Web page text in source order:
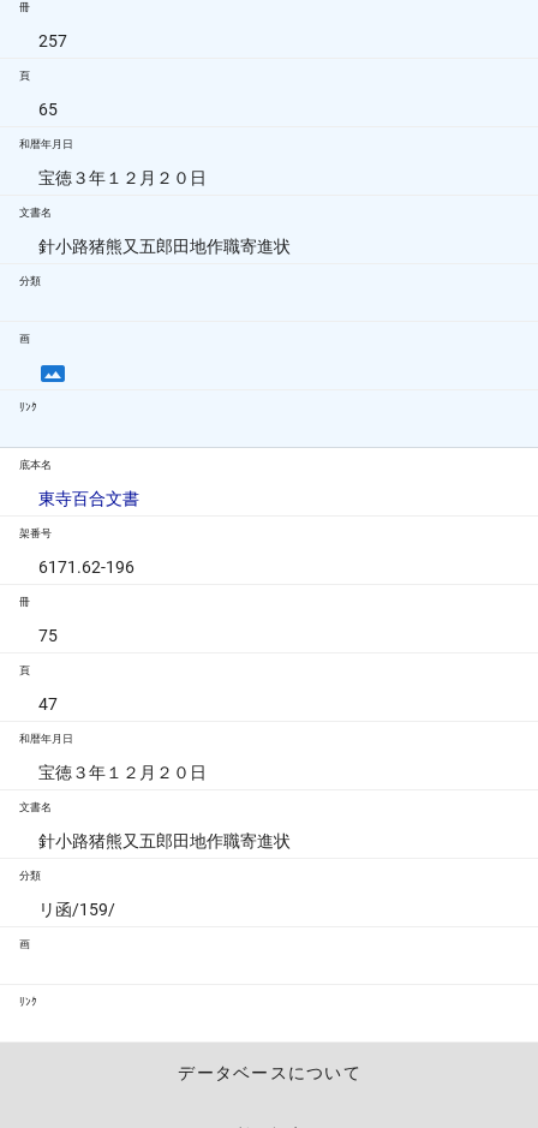
冊
257
頁
65
和暦年月日
宝徳３年１２月２０日
文書名
針小路猪熊又五郎田地作職寄進状
分類
画
ﾘﾝｸ
底本名
東寺百合文書
架番号
6171.62-196
冊
75
頁
47
和暦年月日
宝徳３年１２月２０日
文書名
針小路猪熊又五郎田地作職寄進状
分類
リ函/159/
画
ﾘﾝｸ
データベースについて